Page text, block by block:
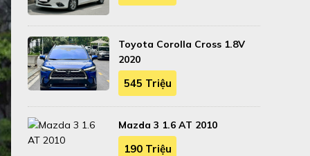
Toyota Corolla Cross 1.8V
2020
545 Triệu
Mazda 3 1.6 AT 2010
190 Triệu